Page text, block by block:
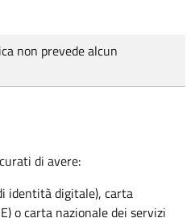
non prevede alcun
di avere:
identità digitale), carta
o carta nazionale dei servizi